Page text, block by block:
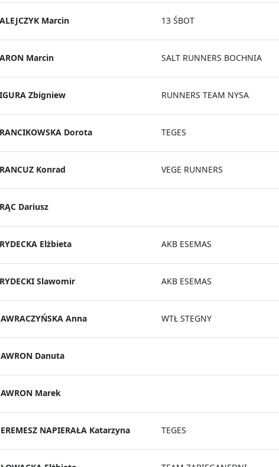
Marcin 13 ŚBOT
Marcin SALT RUNNERS BOCHNIA
Zbigniew RUNNERS TEAM NYSA
Dorota TEGES
Konrad VEGE RUNNERS
Dariusz
Elżbieta AKB ESEMAS
Slawomir AKB ESEMAS
Anna WTŁ STEGNY
Danuta
Marek
NAPIERAŁA Katarzyna TEGES